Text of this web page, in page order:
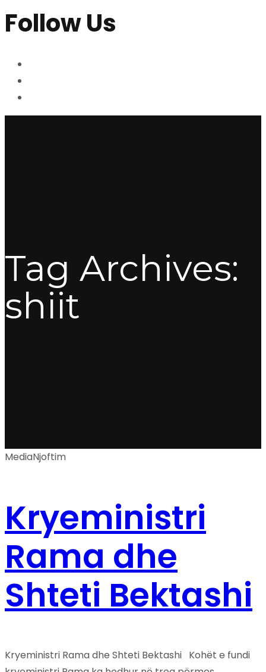
Follow Us
Tag Archives:
shiit
MediaNjoftim
Kryeministri
Rama dhe
Shteti Bektashi
Kryeministri Rama dhe Shteti Bektashi Kohët e fundi